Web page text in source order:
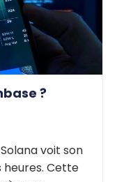
?
voit son
heures. Cette